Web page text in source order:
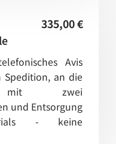
Avis
an die
mit zwei
und Entsorgung
- keine
335,00 €